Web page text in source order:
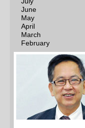
June
May
April
March
February